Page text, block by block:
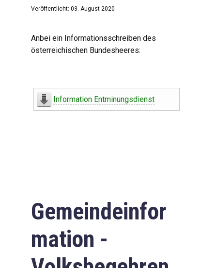
Veröffentlicht: 03. August 2020
Anbei ein Informationsschreiben des
österreichischen Bundesheeres:
Information Entminungsdienst
Gemeindeinfor
mation -